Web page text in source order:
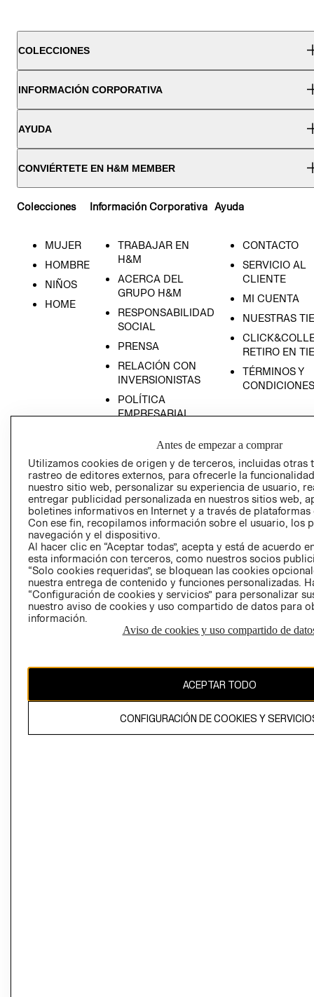
COLECCIONES
INFORMACIÓN CORPORATIVA
AYUDA
CONVIÉRTETE EN H&M MEMBER
Colecciones
MUJER
HOMBRE
NIÑOS
HOME
Información Corporativa
TRABAJAR EN
H&M
ACERCA DEL
GRUPO H&M
RESPONSABILIDAD
SOCIAL
PRENSA
RELACIÓN CON
INVERSIONISTAS
POLÍTICA
EMPRESARIAL
Ayuda
CONTACTO
SERVICIO AL
CLIENTE
MI CUENTA
NUESTRAS
RETIRO EN
TÉRMINOS Y
CONDICIONES
AVISO DE
PRIVACIDAD
GIFT CARD
El contenido de esta página web está protegido por copyright y es
Antes de empezar a comprar
Utilizamos cookies de origen y de terceros, incluidas otras
rastreo de editores externos, para ofrecerle la
nuestro sitio web, personalizar su experiencia de usuario,
entregar publicidad personalizada en nuestros sitios web,
boletines informativos en Internet y a través de plataformas
Con ese fin, recopilamos información sobre el usuario, los
navegación y el dispositivo.
Al hacer clic en “Aceptar todas”, acepta y está de acuerdo
esta información con terceros, como nuestros socios
“Solo cookies requeridas”, se bloquean las cookies
nuestra entrega de contenido y funciones personalizadas.
“Configuración de cookies y servicios” para personalizar
nuestro aviso de cookies y uso compartido de datos para
información.
Aviso de cookies y uso compartido de
ACEPTAR TODO
CONFIGURACIÓN DE COOKIES Y